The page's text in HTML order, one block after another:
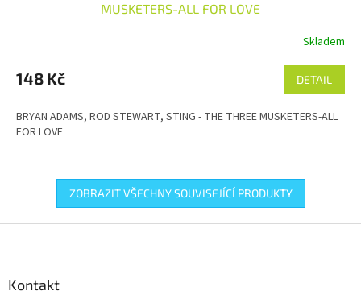
MUSKETERS-ALL FOR LOVE
Skladem
148 Kč DETAIL
BRYAN ADAMS, ROD STEWART, STING - THE THREE MUSKETERS-ALL
FOR LOVE
ZOBRAZIT VŠECHNY SOUVISEJÍCÍ PRODUKTY
Kontakt